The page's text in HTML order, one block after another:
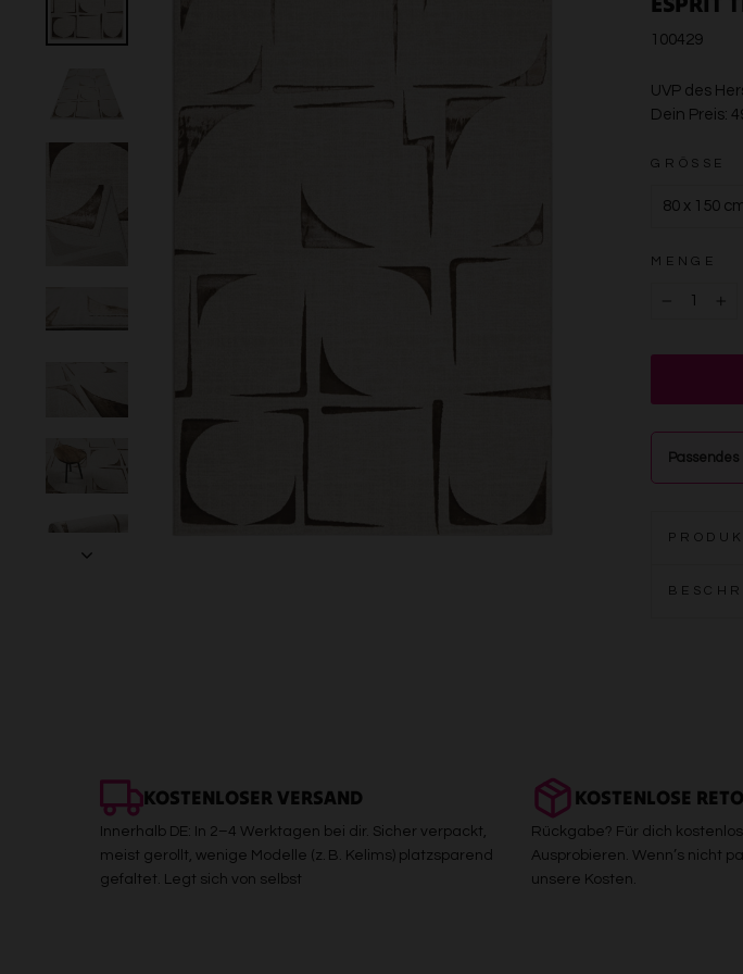
100429
UVP des
Dein Preis:
GRÖSSE
MENGE
KOSTENLOSER VERSAND
Innerhalb DE: In 2–4 Werktagen bei dir. Sicher verpackt,
meist gerollt, wenige Modelle (z. B. Kelims) platzsparend
gefaltet. Legt sich von selbst
KOSTENLOSE
Rückgabe? Für dich
Ausprobieren. Wenn’s nicht
unsere Kosten.